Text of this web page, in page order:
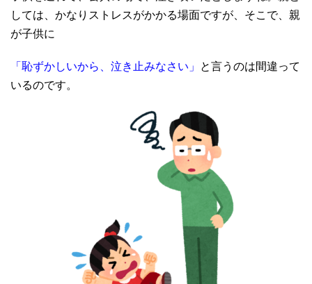
しては、かなりストレスがかかる場面ですが、そこで、親
が子供に
「恥ずかしいから、泣き止みなさい」
と言うのは間違って
いるのです。